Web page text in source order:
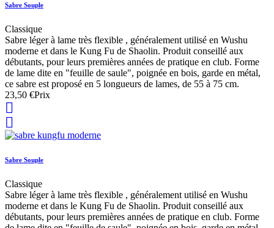
Sabre Souple
Classique
Sabre léger à lame très flexible , généralement utilisé en Wushu
moderne et dans le Kung Fu de Shaolin. Produit conseillé aux
débutants, pour leurs premières années de pratique en club. Forme
de lame dite en "feuille de saule", poignée en bois, garde en métal,
ce sabre est proposé en 5 longueurs de lames, de 55 à 75 cm.
23,50 €Prix


Sabre Souple
Classique
Sabre léger à lame très flexible , généralement utilisé en Wushu
moderne et dans le Kung Fu de Shaolin. Produit conseillé aux
débutants, pour leurs premières années de pratique en club. Forme